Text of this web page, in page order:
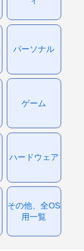
パーソナル
ゲーム
ハードウェア
その他、全OS
用一覧